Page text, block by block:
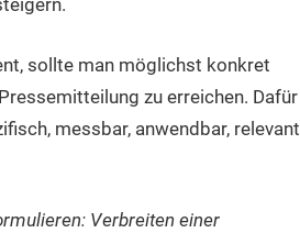
sollte man möglichst konkret
zu erreichen. Dafür
messbar, anwendbar, relevant
Verbreiten einer